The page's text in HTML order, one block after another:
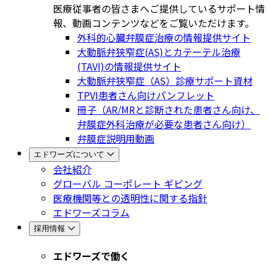
医療従事者の皆さまへご提供しているサポート情
報、動画コンテンツなどをご覧いただけます。
外科的心臓弁膜症治療の情報提供サイト
大動脈弁狭窄症(AS)とカテーテル治療
(TAVI)の情報提供サイト
大動脈弁狭窄症（AS）診療サポート資材
TPVI患者さん向けパンフレット
冊子（AR/MRと診断された患者さん向け、
弁膜症外科治療が必要な患者さん向け）
弁膜症説明用動画
エドワーズについて
会社紹介
グローバル コーポレート ギビング
医療機関等との透明性に関する指針
エドワーズコラム
採用情報
エドワーズで働く